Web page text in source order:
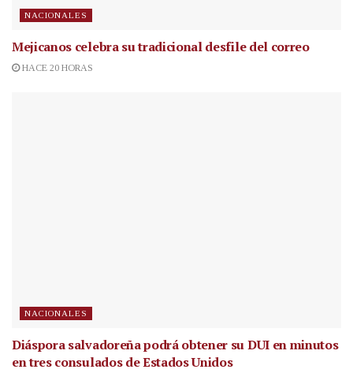
NACIONALES
Mejicanos celebra su tradicional desfile del correo
HACE 20 HORAS
NACIONALES
Diáspora salvadoreña podrá obtener su DUI en minutos
en tres consulados de Estados Unidos